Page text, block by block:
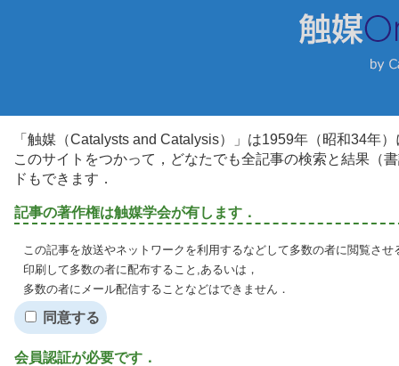
「触媒（Catalysts and Catalysis）」は1959年（昭和34年
このサイトをつかって，どなたでも全記事の検索と結果（
ドもできます．
記事の著作権は触媒学会が有します．
この記事を放送やネットワークを利用するなどして多数の者に閲覧させ
印刷して多数の者に配布すること,あるいは，
多数の者にメール配信することなどはできません．
同意する
会員認証が必要です．